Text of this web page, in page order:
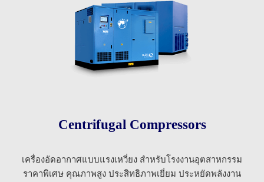
Centrifugal Compressors
เครื่องอัดอากาศแบบแรงเหวี่ยง สำหรับโรงงานอุตสาหกรรม
ราคาพิเศษ คุณภาพสูง ประสิทธิภาพเยี่ยม ประหยัดพลังงาน